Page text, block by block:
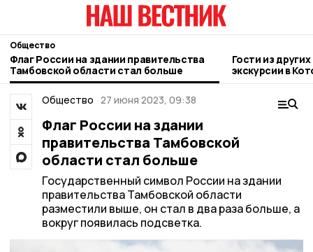
Общество
Флаг России на здании правительства
Тамбовской области стал больше
Гости из
экскурсии в
Общество 27 июня 2023, 09:38
Флаг России на здании
правительства Тамбовской
области стал больше
Государственный символ России на здании
правительства Тамбовской области
разместили выше, он стал в два раза больше, а
вокруг появилась подсветка.